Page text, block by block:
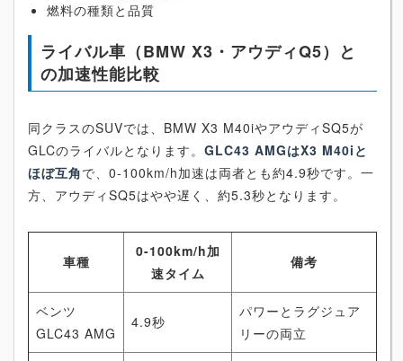
燃料の種類と品質
ライバル車（BMW X3・アウディQ5）と
の加速性能比較
同クラスのSUVでは、BMW X3 M40iやアウディSQ5が
GLCのライバルとなります。 GLC43 AMGはX3 M40iと
ほぼ互角で、0-100km/h加速は両者とも約4.9秒です。一
方、アウディSQ5はやや遅く、約5.3秒となります。
車種
0-100km/h加
速タイム
備考
ベンツ
GLC43 AMG
4.9秒
パワーとラグジュア
リーの両立